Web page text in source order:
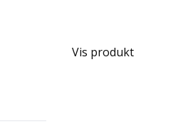
Vis produkt